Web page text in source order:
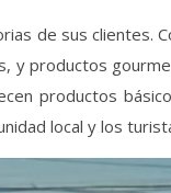
de sus clientes.
y productos
productos
local y los